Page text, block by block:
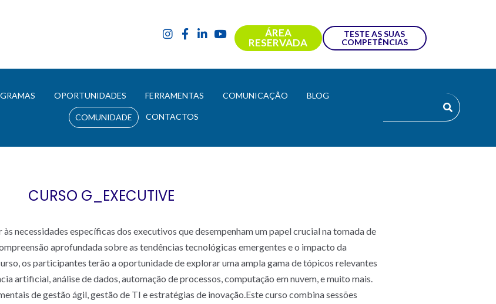
ÁREA
RESERVADA
TESTE AS SUAS
COMPETÊNCIAS
OPORTUNIDADES FERRAMENTAS COMUNICAÇÃO BLOG
COMUNIDADE CONTACTOS
CURSO G_EXECUTIVE
necessidades específicas dos executivos que desempenham um papel crucial na tomada de
aprofundada sobre as tendências tecnológicas emergentes e o impacto da
os participantes terão a oportunidade de explorar uma ampla gama de tópicos relevantes
artificial, análise de dados, automação de processos, computação em nuvem, e muito mais.
de gestão ágil, gestão de TI e estratégias de inovação.Este curso combina sessões